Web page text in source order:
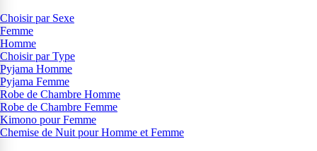
Choisir par Sexe
Femme
Homme
Choisir par Type
Pyjama Homme
Pyjama Femme
Robe de Chambre Homme
Robe de Chambre Femme
Kimono pour Femme
Chemise de Nuit pour Homme et Femme